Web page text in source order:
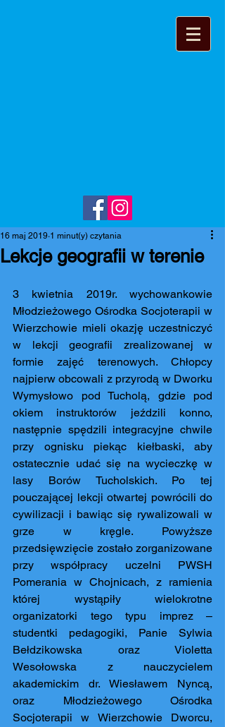
Lekcje geografii w terenie
16 maj 2019 1 minut(y) czytania
3 kwietnia 2019r. wychowankowie
Młodzieżowego Ośrodka Socjoterapii w
Wierzchowie mieli okazję uczestniczyć
w lekcji geografii zrealizowanej w
formie zajęć terenowych. Chłopcy
najpierw obcowali z przyrodą w Dworku
Wymysłowo pod Tucholą, gdzie pod
okiem instruktorów jeździli konno,
następnie spędzili integracyjne chwile
przy ognisku piekąc kiełbaski, aby
ostatecznie udać się na wycieczkę w
lasy Borów Tucholskich. Po tej
pouczającej lekcji otwartej powrócili do
cywilizacji i bawiąc się rywalizowali w
grze w kręgle. Powyższe
przedsięwzięcie zostało zorganizowane
przy współpracy uczelni PWSH
Pomerania w Chojnicach, z ramienia
której wystąpiły wielokrotne
organizatorki tego typu imprez –
studentki pedagogiki, Panie Sylwia
Bełdzikowska oraz Violetta
Wesołowska z nauczycielem
akademickim dr. Wiesławem Nyncą,
oraz Młodzieżowego Ośrodka
Socjoterapii w Wierzchowie Dworcu,